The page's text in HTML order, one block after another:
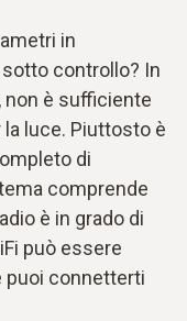
in
controllo? In
non è sufficiente
luce. Piuttosto è
di
comprende
è in grado di
può essere
puoi connetterti